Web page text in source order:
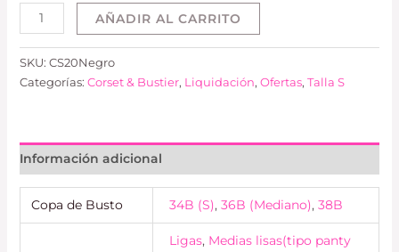
AÑADIR AL CARRITO
SKU: CS20Negro
Categorías: Corset & Bustier, Liquidación, Ofertas, Talla S
Información adicional
Copa de Busto 34B (S),36B (Mediano),38B
Ligas, Medias lisas(tipo panty